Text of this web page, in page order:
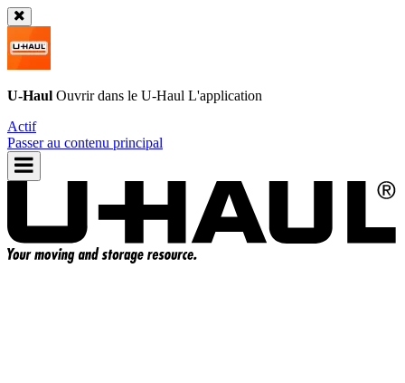
U-Haul Ouvrir dans le U-Haul L'application
Actif
Passer au contenu principal